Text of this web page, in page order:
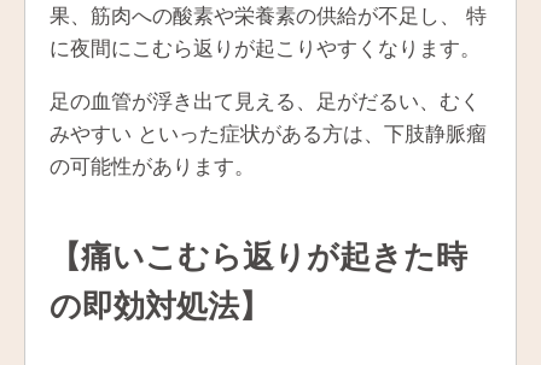
果、筋肉への酸素や栄養素の供給が不足し、 特
に夜間にこむら返りが起こりやすくなります。
足の血管が浮き出て見える、足がだるい、むく
みやすい といった症状がある方は、下肢静脈瘤
の可能性があります。
【痛いこむら返りが起きた時
の即効対処法】